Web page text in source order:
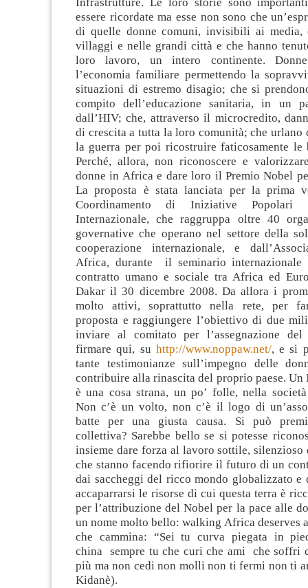
Infrastrutture. Le loro storie sono
essere ricordate ma esse non sono che
di quelle donne comuni, invisibili ai media,
villaggi e nelle grandi città e che hanno
loro lavoro, un intero continente.
l’economia familiare permettendo la
situazioni di estremo disagio; che si
compito dell’educazione sanitaria, in un
dall’HIV; che, attraverso il microcredito,
di crescita a tutta la loro comunità; che urlano
la guerra per poi ricostruire faticosamente le
Perché, allora, non riconoscere e
donne in Africa e dare loro il Premio Nobel
La proposta è stata lanciata per la prima
Coordinamento di Iniziative Popolari
Internazionale, che raggruppa oltre 40
governative che operano nel settore della
cooperazione internazionale, e
Africa, durante il seminario internazionale
contratto umano e sociale tra Africa ed
Dakar il 30 dicembre 2008. Da allora i
molto attivi, soprattutto nella rete, per
proposta e raggiungere l’obiettivo di due
inviare al comitato per l’assegnazione
firmare qui, su http://www.noppaw.net/, e si
tante testimonianze sull’impegno delle
contribuire alla rinascita del proprio paese.
è una cosa strana, un po’ folle, nella
Non c’è un volto, non c’è il logo di
batte per una giusta causa. Si può
collettiva? Sarebbe bello se si potesse
insieme dare forza al lavoro sottile, silenzioso
che stanno facendo rifiorire il futuro di un
dai saccheggi del ricco mondo globalizzato e
accaparrarsi le risorse di cui questa terra è
per l’attribuzione del Nobel per la pace alle
un nome molto bello: walking Africa deserves
che cammina: “Sei tu curva piegata in
china sempre tu che curi che ami che soffri
più ma non cedi non molli non ti fermi non ti
Kidanè).